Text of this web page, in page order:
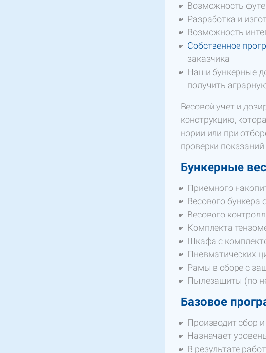
Возможность
Разработка и
Возможность
Собственное
заказчика
Наши бункерные
получить
Весовой учет и
конструкцию,
нории или при
проверки
Бункерные
Приемного
Весового бункера
Весового
Комплекта
Шкафа с
Пневматических
Рамы в сборе с
Пылезащиты (по
Базовое
Производит сбор
Назначает
В результате